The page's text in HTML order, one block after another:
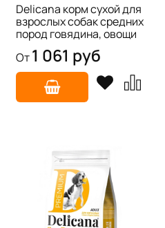
Delicana корм сухой для
взрослых собак средних
пород говядина, овощи
От1 061 руб